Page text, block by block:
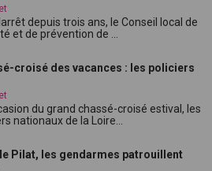
depuis trois ans, le Conseil local de
et de prévention de ...
croisé des vacances : les policiers
du grand chassé-croisé estival, les
nationaux de la Loire...
le Pilat, les gendarmes patrouillent